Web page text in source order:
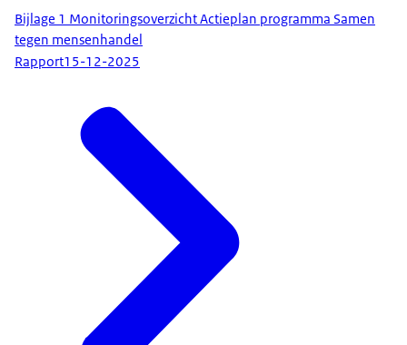
Bijlage 1 Monitoringsoverzicht Actieplan programma Samen
tegen mensenhandel
Rapport15-12-2025